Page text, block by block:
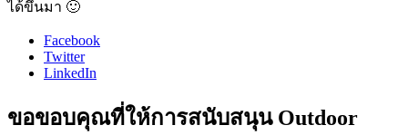
ได้ขึ้นมา 🙂
Facebook
Twitter
LinkedIn
ขอขอบคุณที่ให้การสนับสนุน Outdoor